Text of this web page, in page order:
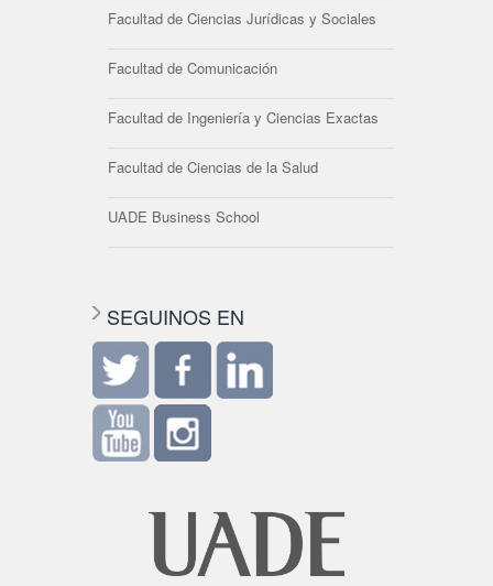
Facultad de Ciencias Jurídicas y Sociales
Facultad de Comunicación
Facultad de Ingeniería y Ciencias Exactas
Facultad de Ciencias de la Salud
UADE Business School
SEGUINOS EN